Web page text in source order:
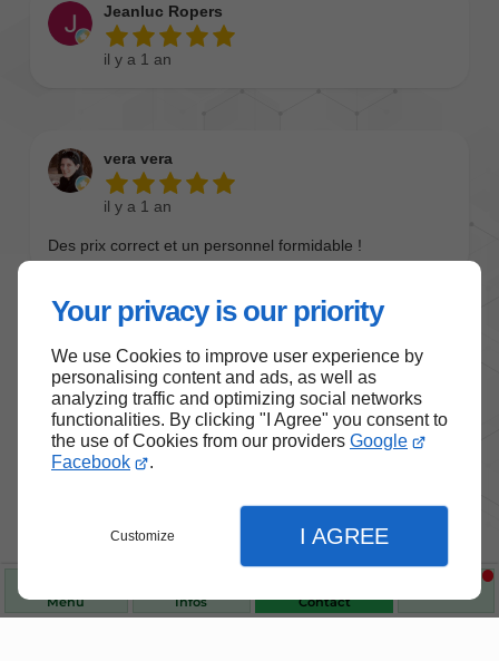
Your privacy is our priority
We use Cookies to improve user experience by
personalising content and ads, as well as
analyzing traffic and optimizing social networks
functionalities. By clicking "I Agree" you consent to
the use of Cookies from our providers Google
Facebook
.
Customize I AGREE
Menu Infos Contact
Choisissez des produits fiables pour vous
accompagner au quotidien.